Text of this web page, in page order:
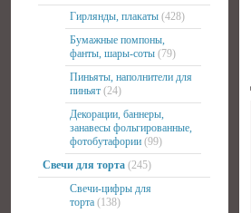
Гирлянды, плакаты (428)
Бумажные помпоны,
фанты, шары-соты (79)
Пиньяты, наполнители для
пиньят (24)
Декорации, баннеры,
занавесы фольгированные,
фотобутафории (99)
Свечи для торта (245)
Свечи-цифры для
торта (138)